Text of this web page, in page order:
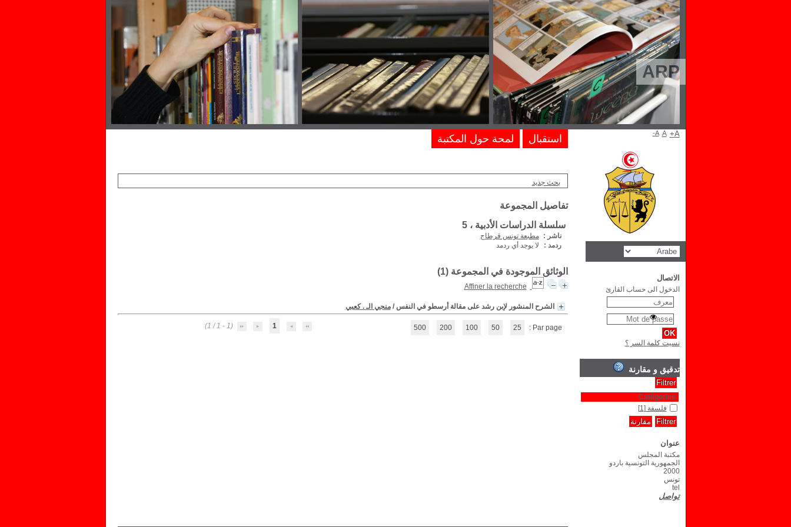
ARP
بحث جديد
تفاصيل المجموعة
سلسلة الدراسات الأدبية ، 5
ناشر :
مطبعة تونس قرطاج
ردمد :
لا يوجد أي ردمد
الوثائق الموجودة في المجموعة (1
)
Affiner la recherche
الشرح المنشور لإبن رشد على مقالة أرسطو في النفس /منجي الـ . كعبي
1
(1 - 1 / 1) Par page :
25
50
100
200
500
استقبال لمحة حول المكتبة A- A A+
الاتصال
الدخول الى حساب القارئ
نسيت كلمة السر ؟
تدقيق و مقارنة
Catégories
فلسفة [1]
عنوان
مكتبة المجلس
الجمهورية التونسية باردو
2000
تونس
tel
تواصل